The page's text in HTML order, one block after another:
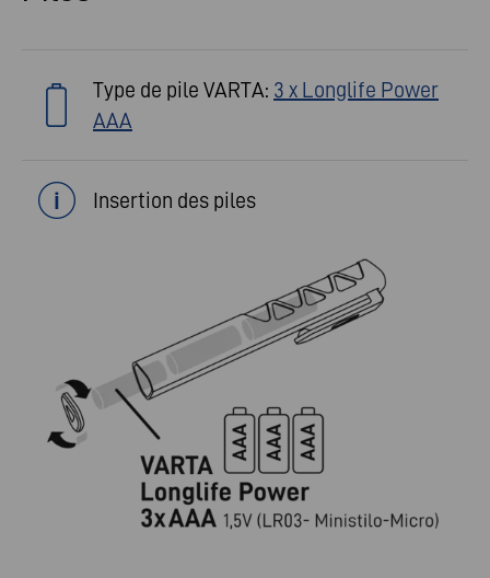
Type de pile VARTA: 3 x Longlife Power
AAA
Insertion des piles